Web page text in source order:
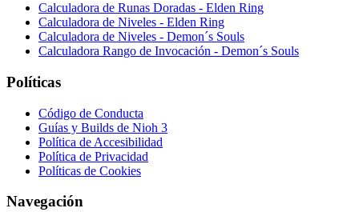
Calculadora de Runas Doradas - Elden Ring
Calculadora de Niveles - Elden Ring
Calculadora de Niveles - Demon´s Souls
Calculadora Rango de Invocación - Demon´s Souls
Políticas
Código de Conducta
Guías y Builds de Nioh 3
Política de Accesibilidad
Política de Privacidad
Políticas de Cookies
Navegación